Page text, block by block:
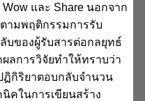
และ Share นอกจาก
ามพฤติกรรมการรับ
บของผู้รับสารต่อกลยุทธ์
ลการวิจัยทำให้ทราบว่า
ฏิกิริยาตอบกลับจำนวน
คในการเขียนสร้าง